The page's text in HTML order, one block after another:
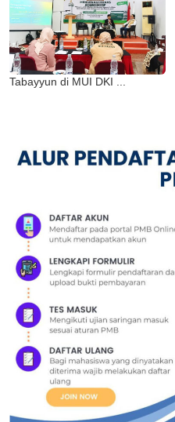
Tabayyun di MUI DKI ...